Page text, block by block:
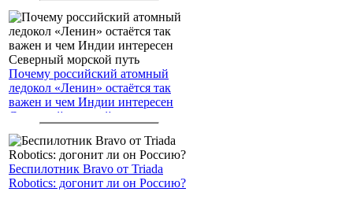
Почему российский атомный
ледокол «Ленин» остаётся так
важен и чем Индии интересен
Северный морской путь
Беспилотник Bravo от Triada
Robotics: догонит ли он Россию?